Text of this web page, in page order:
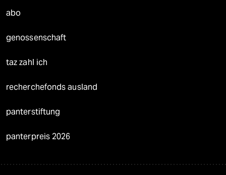
abo
genossenschaft
taz zahl ich
recherchefonds ausland
panterstiftung
panterpreis 2026